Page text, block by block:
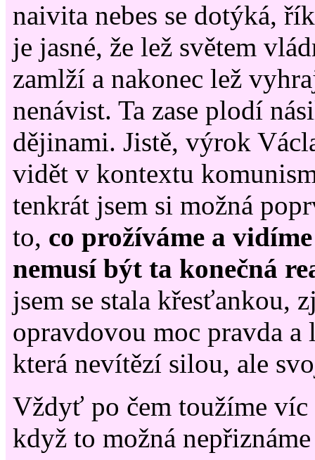
naivita nebes se dotýká,
je jasné, že lež světem
zamlží a nakonec lež
nenávist. Ta zase plodí
dějinami. Jistě, výrok
vidět v kontextu
tenkrát jsem si možná
to, co prožíváme a
nemusí být ta konečná
jsem se stala křesťankou,
opravdovou moc pravda a
která nevítězí silou, ale
Vždyť po čem toužíme víc
když to možná